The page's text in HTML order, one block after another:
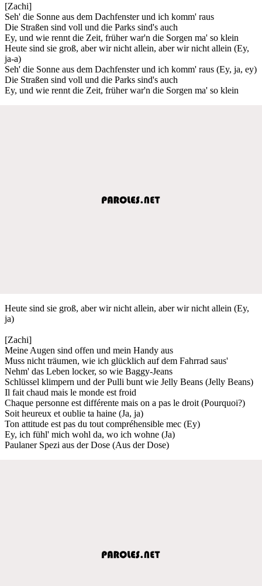
[Zachi]
Seh' die Sonne aus dem Dachfenster und ich komm' raus
Die Straßen sind voll und die Parks sind's auch
Ey, und wie rennt die Zeit, früher war'n die Sorgen ma' so klein
Heute sind sie groß, aber wir nicht allein, aber wir nicht allein (Ey,
ja-a)
Seh' die Sonne aus dem Dachfenster und ich komm' raus (Ey, ja, ey)
Die Straßen sind voll und die Parks sind's auch
Ey, und wie rennt die Zeit, früher war'n die Sorgen ma' so klein
Heute sind sie groß, aber wir nicht allein, aber wir nicht allein (Ey,
ja)
[Zachi]
Meine Augen sind offen und mein Handy aus
Muss nicht träumen, wie ich glücklich auf dem Fahrrad saus'
Nehm' das Leben locker, so wie Baggy-Jeans
Schlüssel klimpern und der Pulli bunt wie Jelly Beans (Jelly Beans)
Il fait chaud mais le monde est froid
Chaque personne est différente mais on a pas le droit (Pourquoi?)
Soit heureux et oublie ta haine (Ja, ja)
Ton attitude est pas du tout compréhensible mec (Ey)
Ey, ich fühl' mich wohl da, wo ich wohne (Ja)
Paulaner Spezi aus der Dose (Aus der Dose)